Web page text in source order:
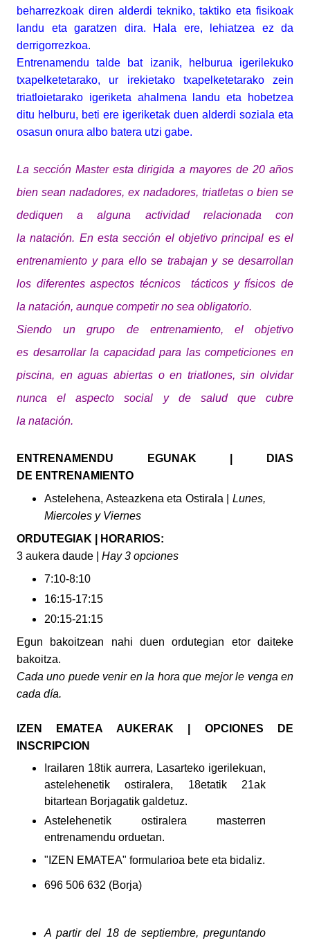
beharrezkoak diren alderdi tekniko, taktiko eta fisikoak
landu eta garatzen dira. Hala ere, lehiatzea ez da
derrigorrezkoa.
Entrenamendu talde bat izanik, helburua igerilekuko
txapelketetarako, ur irekietako txapelketetarako zein
triatloietarako igeriketa ahalmena landu eta hobetzea
ditu helburu, beti ere igeriketak duen alderdi soziala eta
osasun onura albo batera utzi gabe.
Lasección Master esta dirigida a mayores de 20 años
bien sean nadadores, ex nadadores, triatletas o bien se
dediquen a alguna actividad relacionada con
lanatación. En estasección el objetivo principal es el
entrenamiento y para ello se trabajan y se desarrollan
los diferentes aspectos técnicos tácticos yfísicos de
la natación, aunque competir no sea obligatorio.
Siendo un grupo de entrenamiento, el objetivo
es desarrollarla capacidad para las competiciones en
piscina, en aguas abiertas o en triatlones, sin olvidar
nunca el aspecto social y de salud que cubre
la natación.
ENTRENAMENDU EGUNAK | DIAS
DE ENTRENAMIENTO
Astelehena, Asteazkena eta Ostirala | Lunes,
Miercoles y Viernes
ORDUTEGIAK | HORARIOS:
3 aukera daude | Hay 3 opciones
7:10-8:10
16:15-17:15
20:15-21:15
Egun bakoitzean nahi duen ordutegian etor daiteke
bakoitza.
Cada uno puede venir en la hora que mejor le venga en
cada día.
IZEN EMATEA AUKERAK | OPCIONES DE
INSCRIPCION
Irailaren 18tik aurrera, Lasarteko igerilekuan,
astelehenetik ostiralera, 18etatik 21ak
bitartean Borjagatik galdetuz.
Astelehenetik ostiralera masterren
entrenamendu orduetan.
"IZEN EMATEA" formularioa bete eta bidaliz.
696 506 632 (Borja)
A partir del 18 de septiembre, preguntando